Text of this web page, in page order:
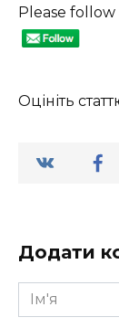
Please follow
Оцініть
Додати
Ім'я
*